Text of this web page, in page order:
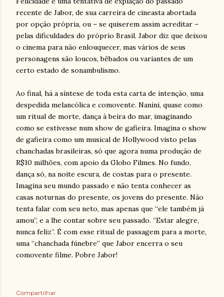
recente de Jabor, de sua carreira de cineasta abortada
por opção própria, ou – se quiserem assim acreditar –
pelas dificuldades do próprio Brasil. Jabor diz que deixou
o cinema para não enlouquecer, mas vários de seus
personagens são loucos, bêbados ou variantes de um
certo estado de sonambulismo.
Ao final, há a síntese de toda esta carta de intenção, uma
despedida melancólica e comovente. Nanini, quase como
um ritual de morte, dança à beira do mar, imaginando
como se estivesse num show de gafieira. Imagina o show
de gafieira como um musical de Hollywood visto pelas
chanchadas brasileiras, só que agora numa produção de
R$10 milhões, com apoio da Globo Filmes. No fundo,
dança só, na noite escura, de costas para o presente.
Imagina seu mundo passado e não tenta conhecer as
casas noturnas do presente, os jovens do presente. Não
tenta falar com seu neto, mas apenas que “ele também já
amou”, e a lhe contar sobre seu passado. “Estar alegre,
nunca feliz”. É com esse ritual de passagem para a morte,
uma “chanchada fúnebre” que Jabor encerra o seu
comovente filme. Pobre Jabor!
Compartilhar